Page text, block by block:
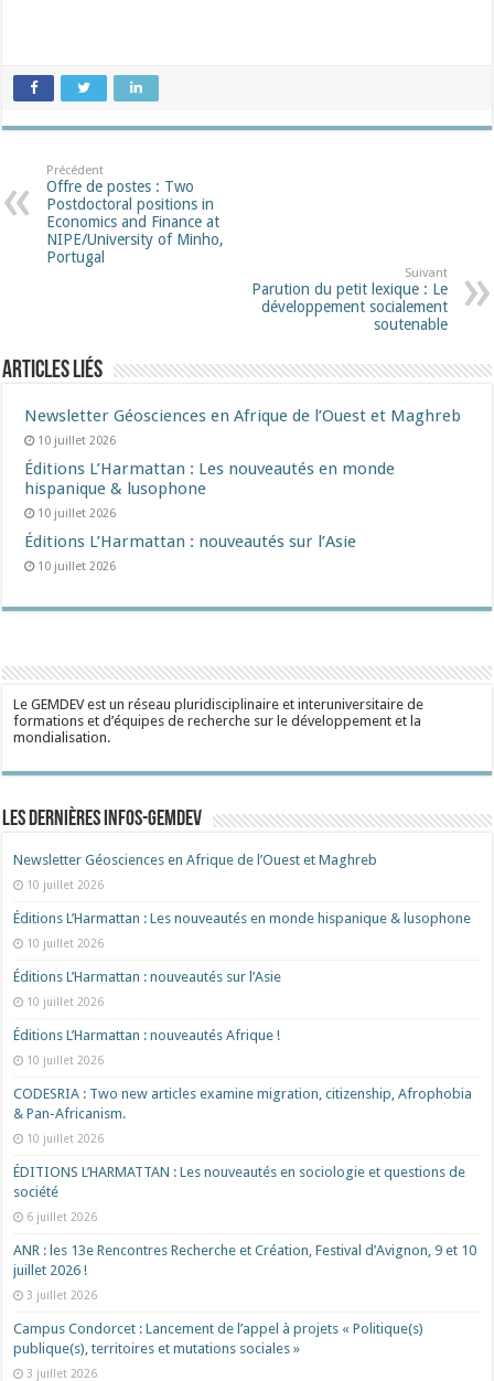
Précédent
Offre de postes : Two
Postdoctoral positions in
Economics and Finance at
NIPE/University of Minho,
Portugal
Suivant
Parution du petit lexique : Le
développement socialement
soutenable
Articles liés
Newsletter Géosciences en Afrique de l’Ouest et Maghreb
10 juillet 2026
Éditions L’Harmattan : Les nouveautés en monde
hispanique & lusophone
10 juillet 2026
Éditions L’Harmattan : nouveautés sur l’Asie
10 juillet 2026
Le GEMDEV est un réseau pluridisciplinaire et interuniversitaire de
formations et d’équipes de recherche sur le développement et la
mondialisation.
Les dernières Infos-Gemdev
Newsletter Géosciences en Afrique de l’Ouest et Maghreb
10 juillet 2026
Éditions L’Harmattan : Les nouveautés en monde hispanique & lusophone
10 juillet 2026
Éditions L’Harmattan : nouveautés sur l’Asie
10 juillet 2026
Éditions L’Harmattan : nouveautés Afrique !​
10 juillet 2026
CODESRIA : Two new articles examine migration, citizenship, Afrophobia
& Pan-Africanism.
10 juillet 2026
ÉDITIONS L’HARMATTAN : Les nouveautés en sociologie et questions de
société
6 juillet 2026
ANR : les 13e Rencontres Recherche et Création, Festival d’Avignon, 9 et 10
juillet 2026 !
3 juillet 2026
Campus Condorcet : Lancement de l’appel à projets « Politique(s)
publique(s), territoires et mutations sociales »
3 juillet 2026